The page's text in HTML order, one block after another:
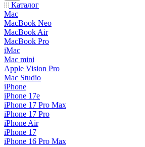
Каталог
Mac
MacBook Neo
MacBook Air
MacBook Pro
iMac
Mac mini
Apple Vision Pro
Mac Studio
iPhone
iPhone 17e
iPhone 17 Pro Max
iPhone 17 Pro
iPhone Air
iPhone 17
iPhone 16 Pro Max